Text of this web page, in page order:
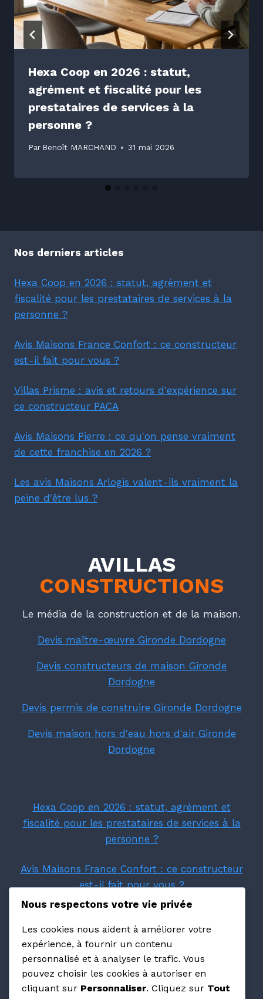
Hexa Coop en 2026 : statut,
agrément et fiscalité pour les
prestataires de services à la
personne ?
Par Benoît MARCHAND 31 mai 2026
Nos derniers articles
Hexa Coop en 2026 : statut, agrément et
fiscalité pour les prestataires de services à la
personne ?
Avis Maisons France Confort : ce constructeur
est-il fait pour vous ?
Villas Prisme : avis et retours d'expérience sur
ce constructeur PACA
Avis Maisons Pierre : ce qu'on pense vraiment
de cette franchise en 2026 ?
Les avis Maisons Arlogis valent-ils vraiment la
peine d'être lus ?
AVILLAS
CONSTRUCTIONS
Le média de la construction et de la maison.
Devis maître-œuvre Gironde Dordogne
Devis constructeurs de maison Gironde
Dordogne
Devis permis de construire Gironde Dordogne
Devis maison hors d'eau hors d'air Gironde
Dordogne
Hexa Coop en 2026 : statut, agrément et
fiscalité pour les prestataires de services à la
personne ?
Avis Maisons France Confort : ce constructeur
est-il fait pour vous ?
ce constructeur PACA
Avis Maisons Pierre : ce qu'on pense vraiment
de cette franchise en 2026 ?
Nous respectons votre vie privée
Les cookies nous aident à améliorer votre
expérience, à fournir un contenu
personnalisé et à analyser le trafic. Vous
pouvez choisir les cookies à autoriser en
cliquant sur Personnaliser. Cliquez sur Tout